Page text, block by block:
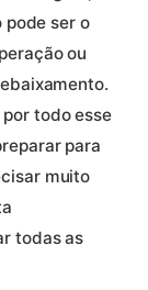
pode ser o
ou
todo esse
para
muito
todas as